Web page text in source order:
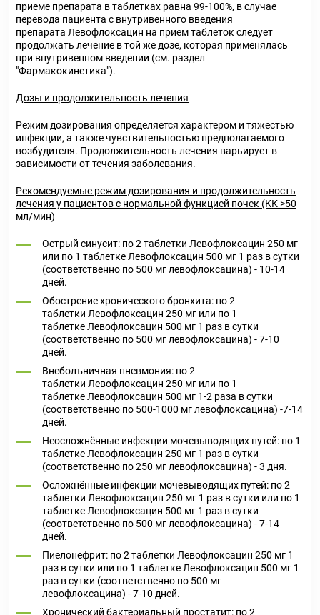
приеме препарата в таблетках равна 99-100%, в случае
перевода пациента с внутривенного введения
препарата Левофлоксацин на прием таблеток следует
продолжать лечение в той же дозе, которая применялась
при внутривенном введении (см. раздел
"Фармакокинетика").
Дозы и продолжительность лечения
Режим дозирования определяется характером и тяжестью
инфекции, а также чувствительностью предполагаемого
возбудителя. Продолжительность лечения варьирует в
зависимости от течения заболевания.
Рекомендуемые режим дозирования и продолжительность
лечения у пациентов с нормальной функцией почек (КК >50
мл/мин)
Острый синусит: по 2 таблетки Левофлоксацин 250 мг
или по 1 таблетке Левофлоксацин 500 мг 1 раз в сутки
(соответственно по 500 мг левофлоксацина) - 10-14
дней.
Обострение хронического бронхита: по 2
таблетки Левофлоксацин 250 мг или по 1
таблетке Левофлоксацин 500 мг 1 раз в сутки
(соответственно по 500 мг левофлоксацина) - 7-10
дней.
Внеболъничная пневмония: по 2
таблетки Левофлоксацин 250 мг или по 1
таблетке Левофлоксацин 500 мг 1-2 раза в сутки
(соответственно по 500-1000 мг левофлоксацина) -7-14
дней.
Неосложнённые инфекции мочевыводящих путей: по 1
таблетке Левофлоксацин 250 мг 1 раз в сутки
(соответственно по 250 мг левофлоксацина) - 3 дня.
Осложнённые инфекции мочевыводящих путей: по 2
таблетки Левофлоксацин 250 мг 1 раз в сутки или по 1
таблетке Левофлоксацин 500 мг 1 раз в сутки
(соответственно по 500 мг левофлоксацина) - 7-14
дней.
Пиелонефрит: по 2 таблетки Левофлоксацин 250 мг 1
раз в сутки или по 1 таблетке Левофлоксацин 500 мг 1
раз в сутки (соответственно по 500 мг
левофлоксацина) - 7-10 дней.
Хронический бактериальный простатит: по 2